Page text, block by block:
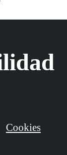
Cookies